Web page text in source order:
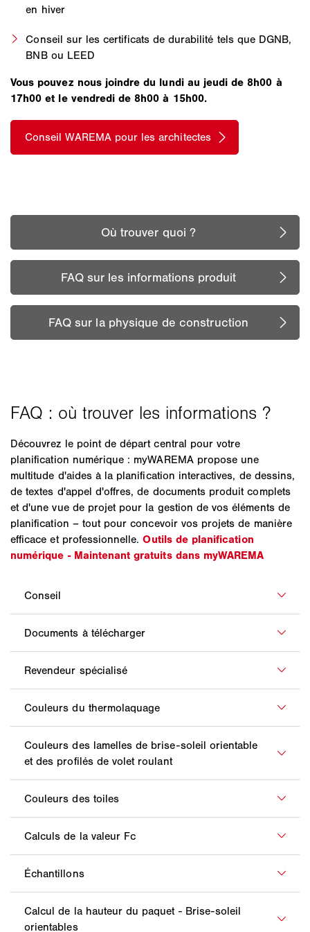
en hiver
Conseil sur les certificats de durabilité tels que DGNB,
BNB ou LEED
Vous pouvez nous joindre du lundi au jeudi de 8h00 à
17h00 et le vendredi de 8h00 à 15h00.
Découvrez le point de départ central pour votre
planification numérique : myWAREMA propose une
multitude d'aides à la planification interactives, de dessins,
de textes d'appel d'offres, de documents produit complets
et d'une vue de projet pour la gestion de vos éléments de
planification – tout pour concevoir vos projets de manière
efficace et professionnelle.Outils de planification
numérique - Maintenant gratuits dans myWAREMA
Nous sommes à votre disposition en cas de
problème et prêts à vous fournir des conseils
personnalisés. Utilisez la hotline pour les architectes,
la hotline pour la physique de construction et la
Vous pouvez télécharger toutes les informations de
produit dans notrecentre de téléchargement.
Vous trouverez ici un revendeur spécialisé situé près
de chez vous :Recherche de revendeurs spécialisés
WAREMA
Découvrez ici notre sélection de couleurs variées :
Monde des couleurs WAREMA
Découvrez ici notre sélection de couleurs variées :
couleurs de lamelleetcouleurs de de profilé
Découvrez ici notre sélection de couleurs variées :
Assistant de collection WAREMA
Vous trouverez les calculs de la valeur Fc à la page
Physique de construction.
Vous avez besoin de modèles pour votre
planification ? C'est avec plaisir que WAREMA vous